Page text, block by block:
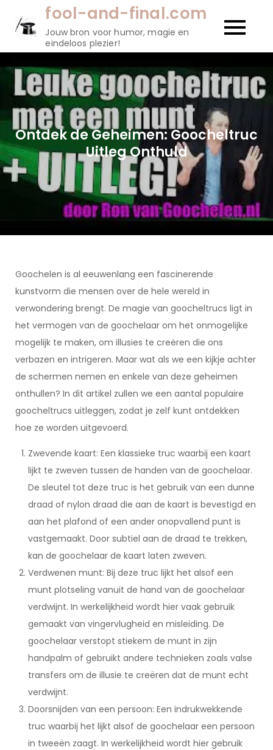
fool-and-final.com
Jouw bron voor humor, magie en
eindeloos plezier!
Ontdek de Geheimen: Goocheltruc
Uitleg Onthuld
Goochelen is al eeuwenlang een fascinerende
kunstvorm die mensen over de hele wereld in
verwondering brengt. De magie van goocheltrucs ligt in
het vermogen van de goochelaar om het onmogelijke
mogelijk te maken, om illusies te creëren die ons
verbazen en intrigeren. Maar wat als we een kijkje achter
de schermen nemen en enkele van deze geheimen
onthullen? In dit artikel zullen we een aantal populaire
goocheltrucs uitleggen, zodat je zelf kunt ontdekken
hoe ze worden uitgevoerd.
Zwevende kaart: Een klassieke truc waarbij een kaart
lijkt te zweven tussen de handen van de goochelaar.
De sleutel tot deze truc is het gebruik van een dunne
draad of nylon draad die aan de kaart is bevestigd en
aan het plafond of een ander onopvallend punt is
vastgemaakt. Door subtiel aan de draad te trekken,
kan de goochelaar de kaart laten zweven.
Verdwenen munt: Bij deze truc lijkt het alsof een
munt plotseling vanuit de hand van de goochelaar
verdwijnt. In werkelijkheid wordt hier vaak gebruik
gemaakt van vingervlugheid en misleiding. De
goochelaar verstopt stiekem de munt in zijn
handpalm of gebruikt andere technieken zoals valse
transfers om de illusie te creëren dat de munt echt
verdwijnt.
Doorsnijden van een persoon: Een indrukwekkende
truc waarbij het lijkt alsof de goochelaar een persoon
in tweeën zaagt. In werkelijkheid wordt hier gebruik